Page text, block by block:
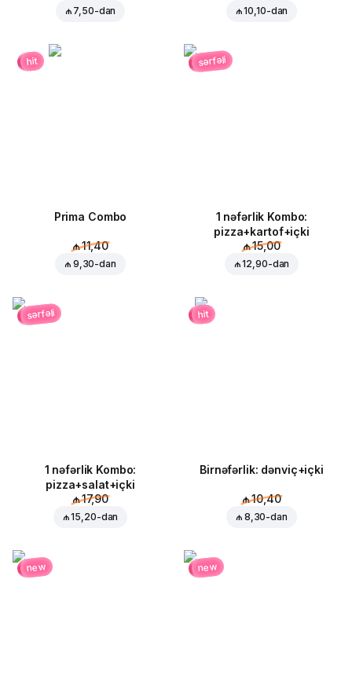
₼ 7,50-dan ₼ 10,10-dan
hit
Prima Combo
₼ 11,40
₼ 9,30-dan
sərfəli
1 nəfərlik Kombo:
pizza+kartof+içki
₼ 15,00
₼ 12,90-dan
sərfəli
1 nəfərlik Kombo:
pizza+salat+içki
₼ 17,90
₼ 15,20-dan
hit
Birnəfərlik: dənviç+içki
₼ 10,40
₼ 8,30-dan
new new